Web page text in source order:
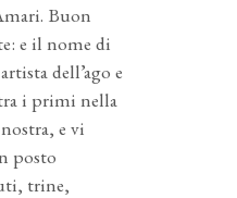
Buon
e il nome di
dell’ago e
i primi nella
e vi
posto
trine,